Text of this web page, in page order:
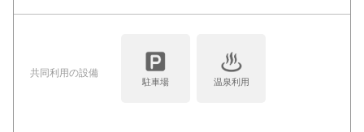
共同利⽤の設備
駐車場 温泉利用